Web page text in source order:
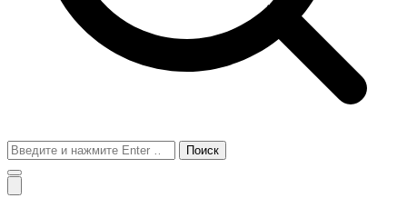
Поиск
для: